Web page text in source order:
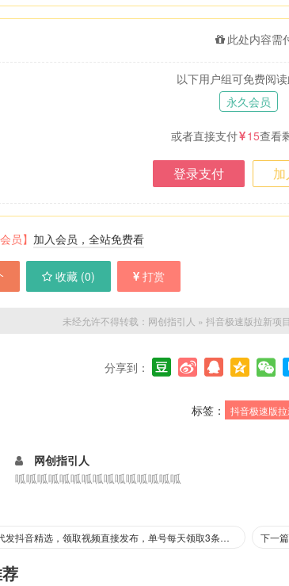
此处内容需
以下用户组可免费阅
永久会员
或者直接支付 15查看
登录支付
员】 加入会员，全站免费看
收藏 (0) 打赏
未经允许不得转载： 网创指引人 » 抖音极速版拉新项
分享到：
标签： 抖音极速版
网创指引人
呱呱呱呱呱呱呱呱呱呱呱呱呱呱呱
上一篇：AI代发抖音精选，领取视频直接发布，单号每天领取3条，单条笔记最高3k，无需拍摄剪辑，懒人福利